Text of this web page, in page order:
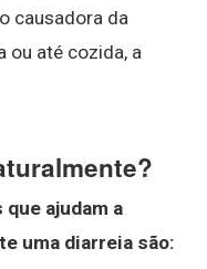
causadora da
ou até cozida, a
ajudam a
uma diarreia são: